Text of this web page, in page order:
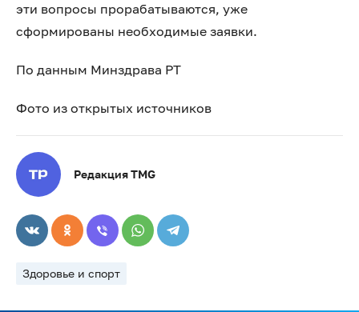
эти вопросы прорабатываются, уже
сформированы необходимые заявки.
По данным Минздрава РТ
Фото из открытых источников
Редакция TMG
Здоровье и спорт